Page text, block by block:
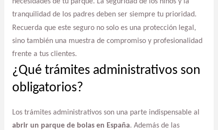
tranquilidad de los padres deben ser siempre tu prioridad.
Recuerda que este seguro no solo es una protección legal,
sino también una muestra de compromiso y profesionalidad
frente a tus clientes.
¿Qué trámites administrativos son
obligatorios?
Los trámites administrativos son una parte indispensable al
abrir un parque de bolas en España. Además de las